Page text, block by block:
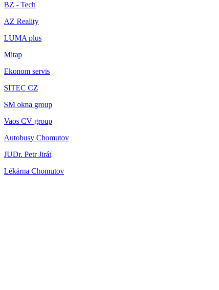
BZ - Tech
AZ Reality
LUMA plus
Mitap
Ekonom servis
SITEC CZ
SM okna group
Vaos CV group
Autobusy Chomutov
JUDr. Petr Jirát
Lékárna Chomutov